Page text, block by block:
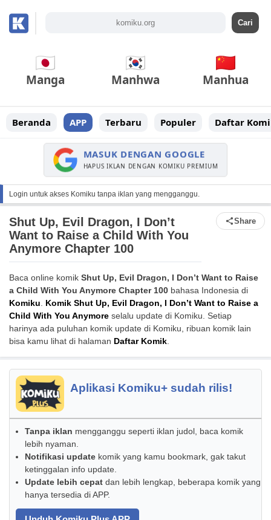
Manga Manhwa Manhua
Beranda APP Terbaru Populer Daftar
MASUK DENGAN GOOGLE
HAPUS IKLAN DENGAN KOMIKU PREMIUM
Login untuk akses Komiku tanpa iklan yang mengganggu.
Shut Up, Evil Dragon, I Don’t
Want to Raise a Child With You
Anymore Chapter 100
Share
Baca online komik Shut Up, Evil Dragon, I Don’t Want to Raise
a Child With You Anymore Chapter 100 bahasa Indonesia di
Komiku. Komik Shut Up, Evil Dragon, I Don’t Want to Raise a
Child With You Anymore selalu update di Komiku. Setiap
harinya ada puluhan komik update di Komiku, ribuan komik lain
bisa kamu lihat di halaman Daftar Komik.
Aplikasi Komiku+ sudah rilis!
Tanpa iklan mengganggu seperti iklan judol, baca komik
lebih nyaman.
Notifikasi update komik yang kamu bookmark, gak takut
ketinggalan info update.
Update lebih cepat dan lebih lengkap, beberapa komik yang
hanya tersedia di APP.